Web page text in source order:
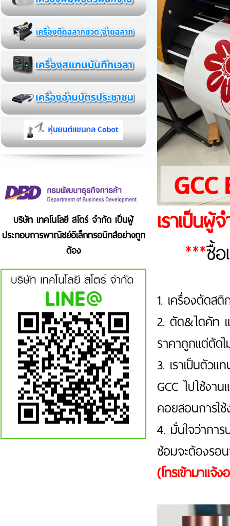
บริษัท เทคโนโลยี สโตร์ จำกัด เป็นผู้
ประกอบการพาณิชย์อิเล็กทรอนิกส์อย่างถูก
ต้อง
เราเป็นผู้
***ซื้
1. เครื่องตัดส
2. ตัด&ไดคัท
ราคาถูกแต่ตัด
3. เราเป็นตัวแ
GCC ไปใช้งา
คอยสอนการใ
4. มั่นใจว่ากา
ซ้อมจะต้องร
(โทรเข้ามาแจ้